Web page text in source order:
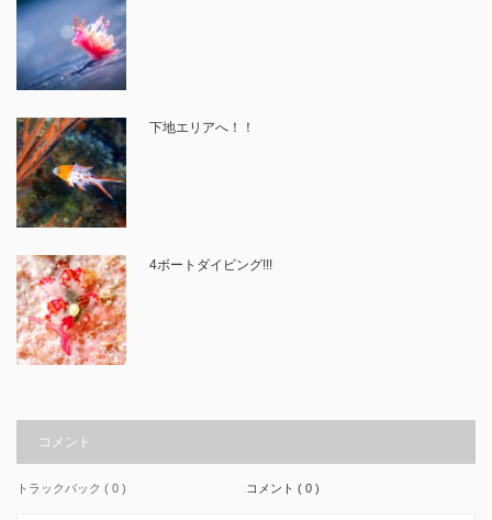
下地エリアへ！！
4ボートダイビング!!!
コメント
トラックバック ( 0 ) コメント ( 0 )